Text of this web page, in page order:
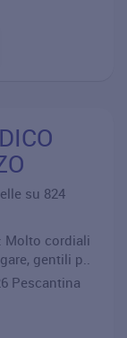
su 824
Molto cordiali
gentili p..
Pescantina